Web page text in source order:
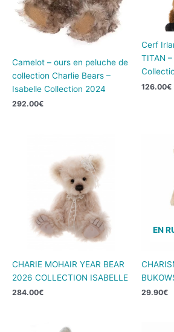
Camelot – ours en peluche de
collection Charlie Bears –
Isabelle Collection 2024
292.00€
Cerf
TITAN –
126.00€
CHARIE MOHAIR YEAR BEAR
2026 COLLECTION ISABELLE
284.00€
EN
29.90€